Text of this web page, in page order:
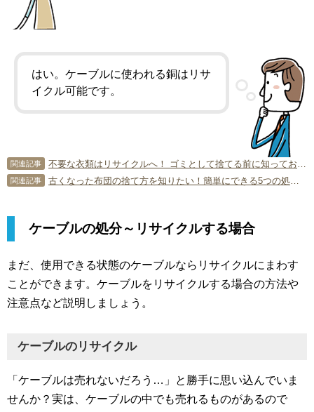
はい。ケーブルに使われる銅はリサ
イクル可能です。
関連記事 不要な衣類はリサイクルへ！ ゴミとして捨てる前に知っておくべきこと
関連記事 古くなった布団の捨て方を知りたい！簡単にできる5つの処分法とは？
ケーブルの処分～リサイクルする場合
まだ、使用できる状態のケーブルならリサイクルにまわす
ことができます。ケーブルをリサイクルする場合の方法や
注意点など説明しましょう。
ケーブルのリサイクル
「ケーブルは売れないだろう…」と勝手に思い込んでいま
せんか？実は、ケーブルの中でも売れるものがあるので